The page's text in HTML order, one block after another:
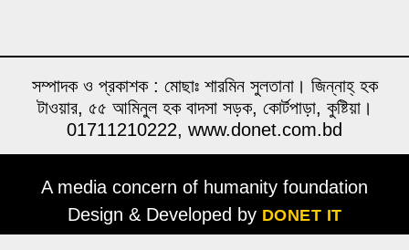
১০০ কোটি টাকার জীবনরক্ষাকারী যন্ত্র অচল: অথচ সচল যন্ত্র ‘নষ্ট’
দেখিয়ে লোপাট অর্ধকোটি টাকা
সাতক্ষীরায় ছাত্রদলের ১০ নেতাকর্মীকে পিটুনি দিয়ে হাসপাতালে
পাঠাল ছাত্রলীগ
ত্রুটিপূর্ণ আইনে কাজী জেসিনকে বিটিভির ডিজি নিয়োগ,
সমালোচনার মুখে সংশোধনের চেষ্টা সরকারের
সম্পাদক ও প্রকাশক : মোছাঃ শারমিন সুলতানা। জিন্নাহ্ হক
টাওয়ার, ৫৫ আমিনুল হক বাদসা সড়ক, কোর্টপাড়া, কুষ্টিয়া।
01711210222, www.donet.com.bd
A media concern of humanity foundation
Design & Developed by DONET IT